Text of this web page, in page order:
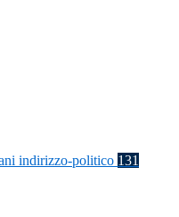
indirizzo-politico 131